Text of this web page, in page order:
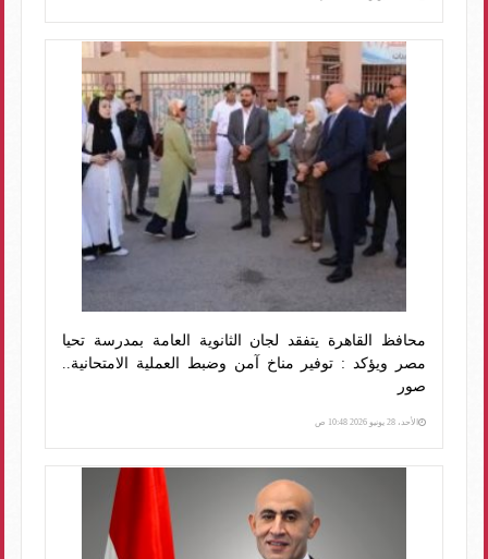
​محافظ القاهرة يتفقد لجان الثانوية العامة بمدرسة تحيا
مصر ويؤكد : توفير مناخ آمن وضبط العملية الامتحانية..
صور
الأحد، 28 يونيو 2026 10:48 ص